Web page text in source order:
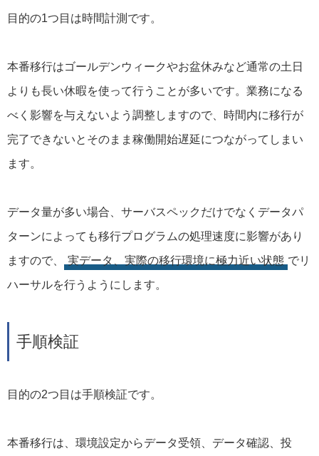
目的の1つ目は時間計測です。
本番移行はゴールデンウィークやお盆休みなど通常の土日
よりも長い休暇を使って行うことが多いです。業務になる
べく影響を与えないよう調整しますので、時間内に移行が
完了できないとそのまま稼働開始遅延につながってしまい
ます。
データ量が多い場合、サーバスペックだけでなくデータパ
ターンによっても移行プログラムの処理速度に影響があり
ますので、
実データ、実際の移行環境に極力近い状態 でリ
ハーサルを行うようにします。
手順検証
目的の2つ目は手順検証です。
本番移行は、環境設定からデータ受領、データ確認、投